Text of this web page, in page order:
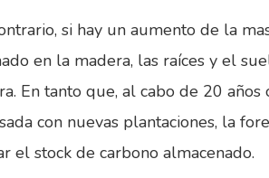
si hay un aumento de la
en la madera, las raíces y el
En tanto que, al cabo de 20
con nuevas plantaciones, la
el stock de carbono almacenado.